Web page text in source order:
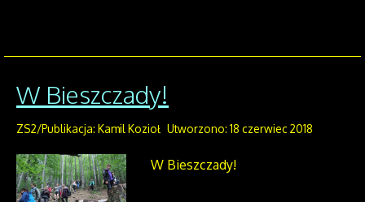
W Bieszczady!
ZS2/Publikacja: Kamil Kozioł Utworzono: 18 czerwiec 2018
W Bieszczady!